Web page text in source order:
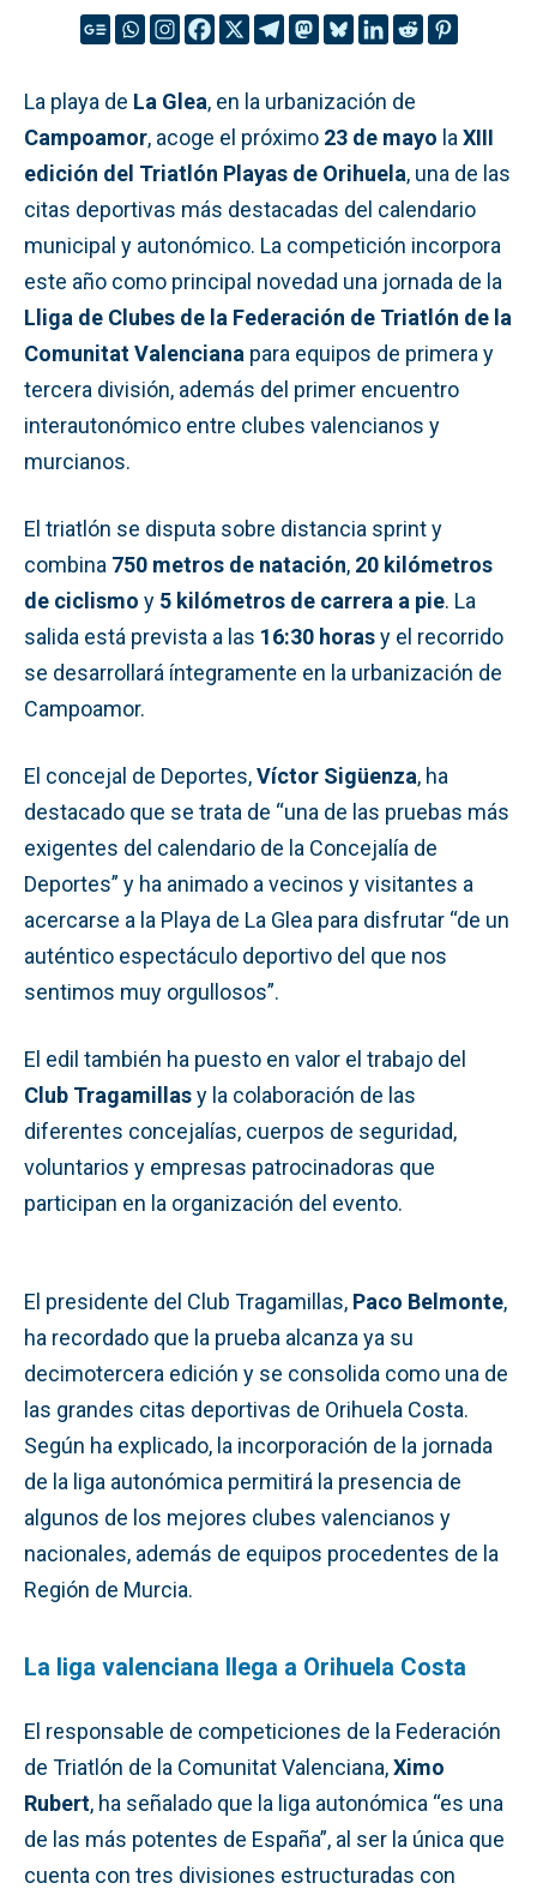
La playa de La Glea, en la urbanización de
Campoamor, acoge el próximo 23 de mayo la XIII
edición del Triatlón Playas de Orihuela, una de las
citas deportivas más destacadas del calendario
municipal y autonómico. La competición incorpora
este año como principal novedad una jornada de la
Lliga de Clubes de la Federación de Triatlón de la
Comunitat Valenciana para equipos de primera y
tercera división, además del primer encuentro
interautonómico entre clubes valencianos y
murcianos.
El triatlón se disputa sobre distancia sprint y
combina 750 metros de natación, 20 kilómetros
de ciclismo y 5 kilómetros de carrera a pie. La
salida está prevista a las 16:30 horasy el recorrido
se desarrollará íntegramente en la urbanización de
Campoamor.
El concejal de Deportes,Víctor Sigüenza, ha
destacado que se trata de “una de las pruebas más
exigentes del calendario de la Concejalía de
Deportes” y ha animado a vecinos y visitantes a
acercarse a la Playa de La Glea para disfrutar “de un
auténtico espectáculo deportivo del que nos
sentimos muy orgullosos”.
El edil también ha puesto en valor el trabajo del
Club Tragamillasy la colaboración de las
diferentes concejalías, cuerpos de seguridad,
voluntarios y empresas patrocinadoras que
participan en la organización del evento.
El presidente del Club Tragamillas, Paco Belmonte,
ha recordado que la prueba alcanza ya su
decimotercera edición y se consolida como una de
las grandes citas deportivas de Orihuela Costa.
Según ha explicado, la incorporación de la jornada
de la liga autonómica permitirá la presencia de
algunos de los mejores clubes valencianos y
nacionales, además de equipos procedentes de la
Región de Murcia.
La liga valenciana llega a Orihuela Costa
El responsable de competiciones de la Federación
de Triatlón de la Comunitat Valenciana,Ximo
Rubert, ha señalado que la liga autonómica “es una
de las más potentes de España”, al ser la única que
cuenta con tres divisiones estructuradas con